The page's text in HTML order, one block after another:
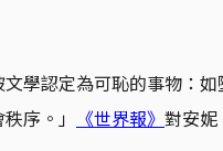
文學認定為可恥的事物：
序。」
《世界報》 對安妮